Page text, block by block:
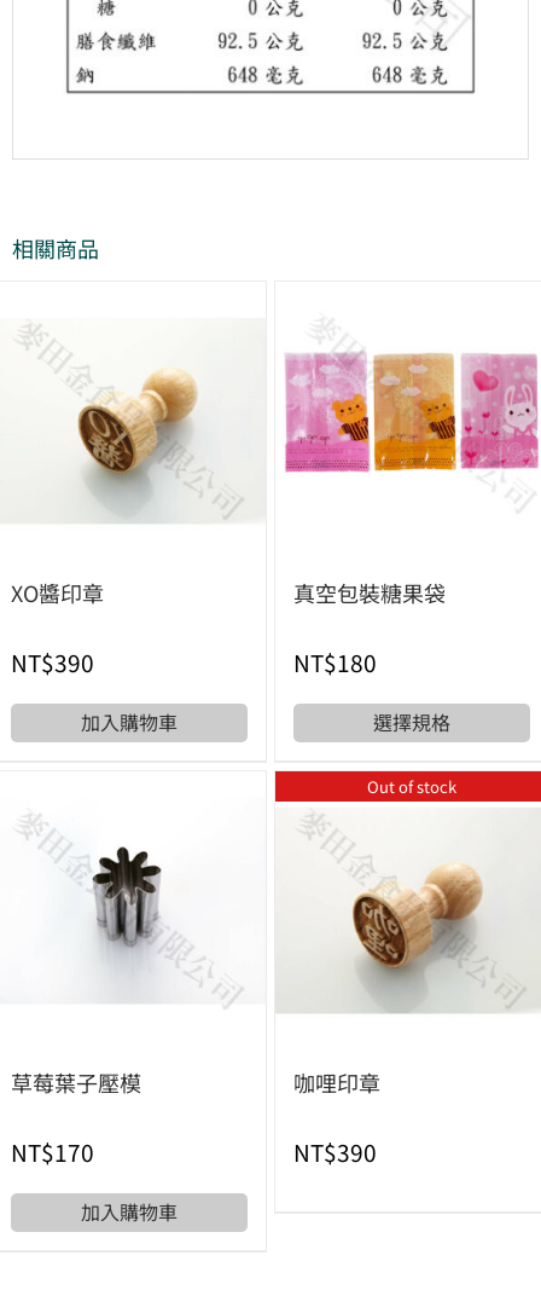
相關商品
XO醬印章
NT$390
加入購物車
真空包裝糖果袋
NT$180
選擇規格
草莓葉子壓模
NT$170
加入購物車
Out of stock
咖哩印章
NT$390